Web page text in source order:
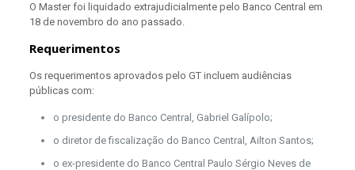
O Master foi liquidado extrajudicialmente pelo Banco Central em
18 de novembro do ano passado.
Requerimentos
Os requerimentos aprovados pelo GT incluem audiências
públicas com:
o presidente do Banco Central, Gabriel Galípolo;
o diretor de fiscalização do Banco Central, Ailton Santos;
o ex-presidente do Banco Central Paulo Sérgio Neves de